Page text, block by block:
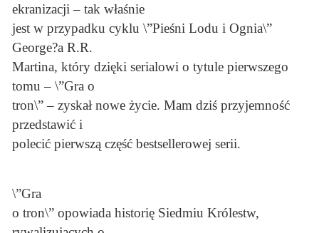
ekranizacji – tak właśnie
jest w przypadku cyklu \”Pieśni Lodu i Ognia\”
George?a R.R.
Martina, który dzięki serialowi o tytule pierwszego
tomu – \”Gra o
tron\” – zyskał nowe życie. Mam dziś przyjemność
przedstawić i
polecić pierwszą część bestsellerowej serii.
\”Gra
o tron\” opowiada historię Siedmiu Królestw,